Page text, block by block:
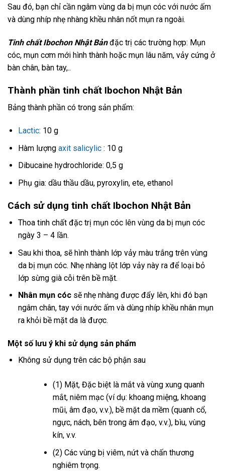
Sau đó, bạn chỉ cần ngâm vùng da bị mụn cóc với nước ấm
và dùng nhíp nhẹ nhàng khều nhân nốt mụn ra ngoài.
Tinh chất Ibochon Nhật Bản đặc trị các trường hợp: Mụn
cóc, mụn cơm mới hình thành hoặc mụn lâu năm, vảy cứng ở
bàn chân, bàn tay,..
Thành phần tinh chất Ibochon Nhật Bản
Bảng thành phần có trong sản phẩm:
Lactic: 10 g
Hàm lượng axit salicylic: 10 g
Dibucaine hydrochloride: 0,5 g
Phụ gia: dầu thầu dầu, pyroxylin, ete, ethanol
Cách sử dụng tinh chất Ibochon Nhật Bản
Thoa tinh chất đặc trị mụn cóc lên vùng da bị mụn cóc
ngày 3 – 4 lần.
Sau khi thoa, sẽ hình thành lớp vảy màu trắng trên vùng
da bị mụn cóc. Nhẹ nhàng lột lớp vảy này ra để loại bỏ
lớp sừng già cỗi trên bề mặt.
Nhân mụn cócsẽ nhẹ nhàng được đẩy lên, khi đó bạn
ngâm chân, tay với nước ấm và dùng nhíp khều nhân mụn
ra khỏi bề mặt da là được.
Một số lưu ý khi sử dụng sản phẩm
Không sử dụng trên các bộ phận sau
(1) Mặt, Đặc biệt là mắt và vùng xung quanh
mắt, niêm mạc (ví dụ: khoang miệng, khoang
mũi, âm đạo, v.v.), bề mặt da mềm (quanh cổ,
ngực, nách, bên trong âm đạo, v.v.), bìu, vùng
kín, v.v.
(2) Các vùng bị viêm, nứt và chấn thương
nghiêm trọng.